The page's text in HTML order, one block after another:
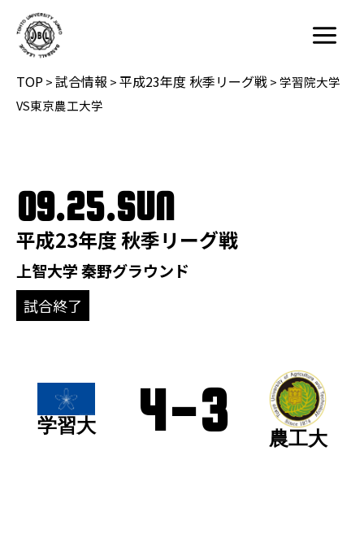
Main
Menu
TOP>試合情報 >平成23年度 秋季リーグ戦> 学習院大学
VS東京農工大学
09.25.SUN
平成23年度 秋季リーグ戦
上智大学 秦野グラウンド
試合終了
学習大 4-3 農工大